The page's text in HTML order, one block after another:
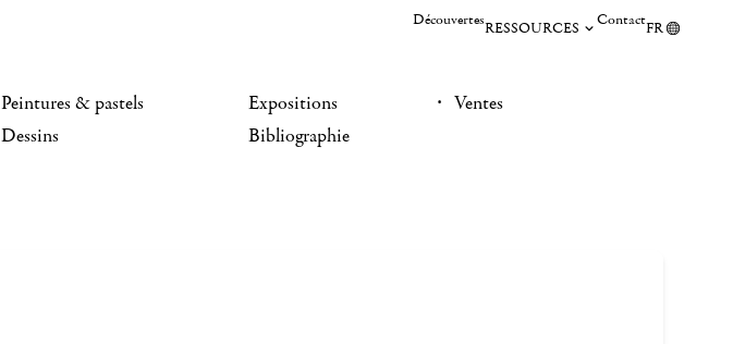
DécouvertesRESSOURCES ContactFR
Peintures & pastels
Dessins
Expositions
Bibliographie
Ventes